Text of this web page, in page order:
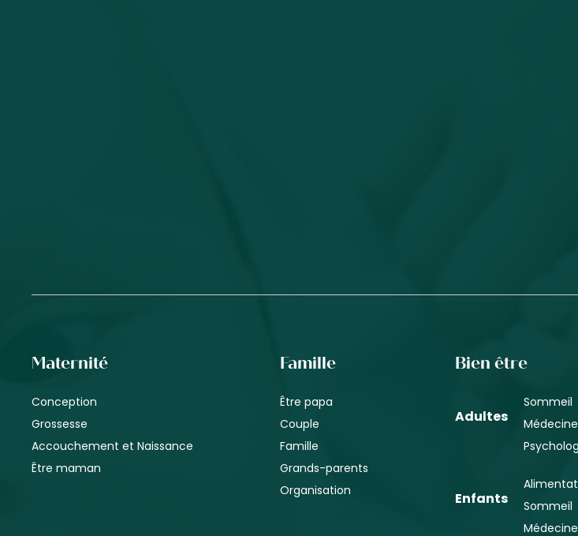
Maternité
Conception
Grossesse
Accouchement et Naissance
Être maman
Famille
Être papa
Couple
Famille
Grands-parents
Organisation
Bien être
Adultes
Sommeil
Enfants
Sommeil